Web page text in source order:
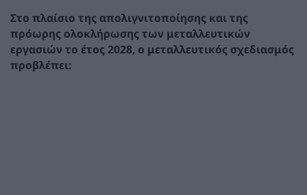
Στο πλαίσιο της απολιγνιτοποίησης και της
πρόωρης ολοκλήρωσης των μεταλλευτικών
εργασιών το έτος 2028, ο μεταλλευτικός σχεδιασμός
προβλέπει: